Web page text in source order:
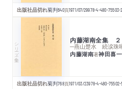
出版社品切れ菊判640頁1971/07/29978-4-480-75503-2
シリーズ・全集 内藤湖南全集 ２
─燕山楚水 続涙珠
内藤湖南著神田喜
出版社品切れ菊判768頁1971/03/23978-4-480-75502-